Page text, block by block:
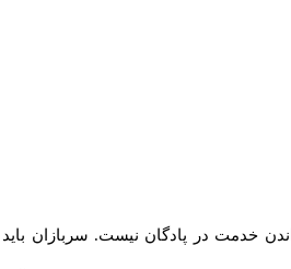
در پادگان نیست. سربازان باید در